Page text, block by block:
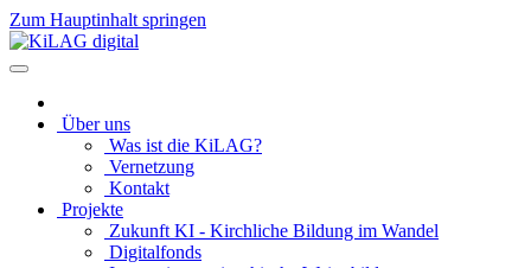
Zum Hauptinhalt springen
Über uns
Was ist die KiLAG?
Vernetzung
Kontakt
Projekte
Zukunft KI - Kirchliche Bildung im Wandel
Digitalfonds